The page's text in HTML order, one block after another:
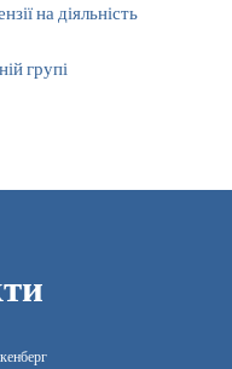
на діяльність
групі